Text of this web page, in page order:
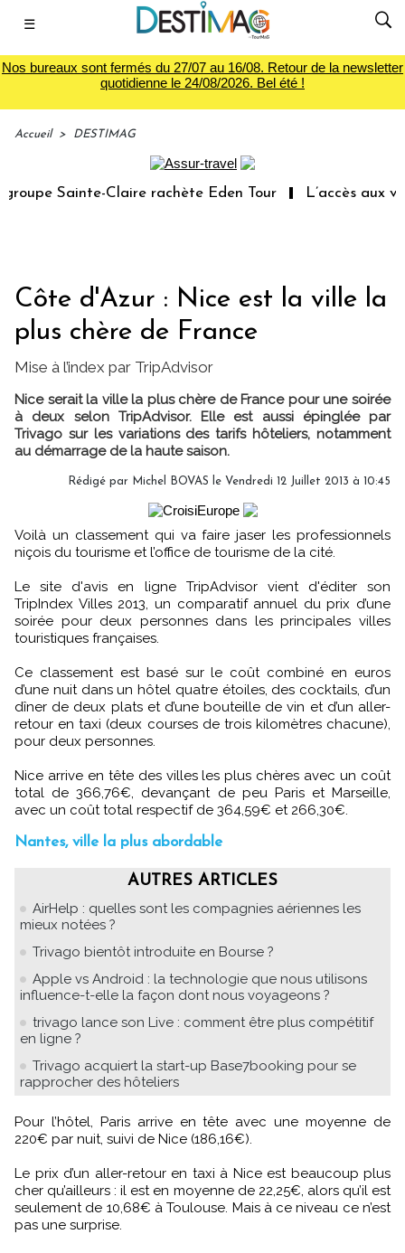
☰
Nos bureaux sont fermés du 27/07 au 16/08. Retour de la newsletter
quotidienne le 24/08/2026. Bel été !
Accueil > DESTIMAG
Sainte-Claire rachète Eden Tour L’accès aux
Côte d'Azur : Nice est la ville la
plus chère de France
Mise à l’index par TripAdvisor
Nice serait la ville la plus chère de France pour une soirée
à deux selon TripAdvisor. Elle est aussi épinglée par
Trivago sur les variations des tarifs hôteliers, notamment
au démarrage de la haute saison.
Rédigé par Michel BOVAS le Vendredi 12 Juillet 2013 à 10:45
Voilà un classement qui va faire jaser les professionnels
niçois du tourisme et l’office de tourisme de la cité.
Le site d'avis en ligne TripAdvisor vient d'éditer son
TripIndex Villes 2013, un comparatif annuel du prix d’une
soirée pour deux personnes dans les principales villes
touristiques françaises.
Ce classement est basé sur le coût combiné en euros
d’une nuit dans un hôtel quatre étoiles, des cocktails, d’un
dîner de deux plats et d’une bouteille de vin et d’un aller-
retour en taxi (deux courses de trois kilomètres chacune),
pour deux personnes.
Nice arrive en tête des villes les plus chères avec un coût
total de 366,76€, devançant de peu Paris et Marseille,
avec un coût total respectif de 364,59€ et 266,30€.
Nantes, ville la plus abordable
AUTRES ARTICLES
AirHelp : quelles sont les compagnies aériennes les
mieux notées ?
Trivago bientôt introduite en Bourse ?
Apple vs Android : la technologie que nous utilisons
influence-t-elle la façon dont nous voyageons ?
trivago lance son Live : comment être plus compétitif
en ligne ?
Trivago acquiert la start-up Base7booking pour se
rapprocher des hôteliers
Pour l’hôtel, Paris arrive en tête avec une moyenne de
220€ par nuit, suivi de Nice (186,16€).
Le prix d’un aller-retour en taxi à Nice est beaucoup plus
cher qu’ailleurs : il est en moyenne de 22,25€, alors qu’il est
seulement de 10,68€ à Toulouse. Mais à ce niveau ce n’est
pas une surprise.